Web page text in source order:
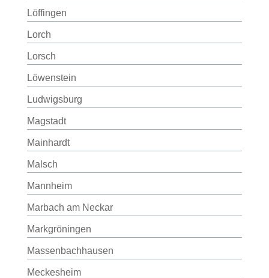
Löffingen
Lorch
Lorsch
Löwenstein
Ludwigsburg
Magstadt
Mainhardt
Malsch
Mannheim
Marbach am Neckar
Markgröningen
Massenbachhausen
Meckesheim